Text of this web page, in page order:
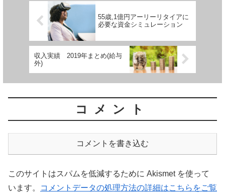
55歳,1億円アーリーリタイアに
必要な資金シミュレーション
収入実績 2019年まとめ(給与
外)
コメント
コメントを書き込む
このサイトはスパムを低減するために Akismet を使って
います。
コメントデータの処理方法の詳細はこちらをご覧